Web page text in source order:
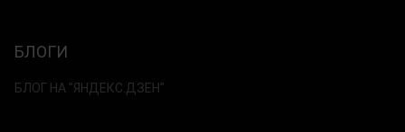
БЛОГИ
БЛОГ НА "ЯНДЕКС.ДЗЕН"